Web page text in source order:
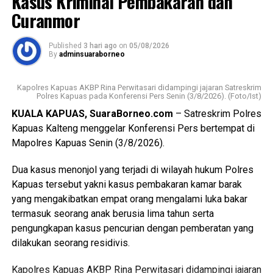
Bagikan ke
WhatsApp
perhatian pemerintah daerah kepada masyarakat yang
tergolong rentan sekaligus memperkuat pelaksanaan
transformasi Posyandu yang kini tidak hanya berfokus
pada pelayanan kesehatan ibu dan anak, tetapi juga
mencakup enam bidang Standar Pelayanan Minimal.
Ia mengatakan keberhasilan implementasi Posyandu 6
Bidang SPM memerlukan kolaborasi seluruh pihak mulai
dari pemerintah daerah pemerintah kecamatan pemerintah
desa tenaga kesehatan kader Posyandu hingga
“Oleh karena itu sinergi lintas sektor menjadi kunci agar
berbagai persoalan kesehatan dan sosial dapat dideteksi
sejak dini serta ditangani secara cepat dan tepat, ” katanya.
Lebih lanjut ia mengatakan melalui kegiatan tersebut Tim
Pembina Posyandu Kabupaten Kapuas juga memperkuat
koordinasi.
Curanmor
Published 3 hari ago on 05/08/2026
By adminsuaraborneo
Kapolres Kapuas AKBP Rina Perwitasari didampingi jajaran Satreskrim
Polres Kapuas pada Konferensi Pers Senin (3/8/2026). (Foto/Ist)
KUALA KAPUAS, SuaraBorneo.com – Satreskrim Polres
Kapuas Kalteng menggelar Konferensi Pers bertempat di
Mapolres Kapuas Senin (3/8/2026).
Dua kasus menonjol yang terjadi di wilayah hukum Polres
Kapuas tersebut yakni kasus pembakaran kamar barak
yang mengakibatkan empat orang mengalami luka bakar
termasuk seorang anak berusia lima tahun serta
pengungkapan kasus pencurian dengan pemberatan yang
dilakukan seorang residivis.
Kapolres Kapuas AKBP Rina Perwitasari didampingi jajaran